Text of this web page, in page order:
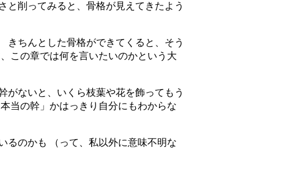
と削ってみると、骨格が見えてきたよう
きちんとした骨格ができてくると、そう
この章では何を言いたいのかという大
がないと、いくら枝葉や花を飾ってもう
当の幹」かはっきり自分にもわからな
るのかも （って、私以外に意味不明な